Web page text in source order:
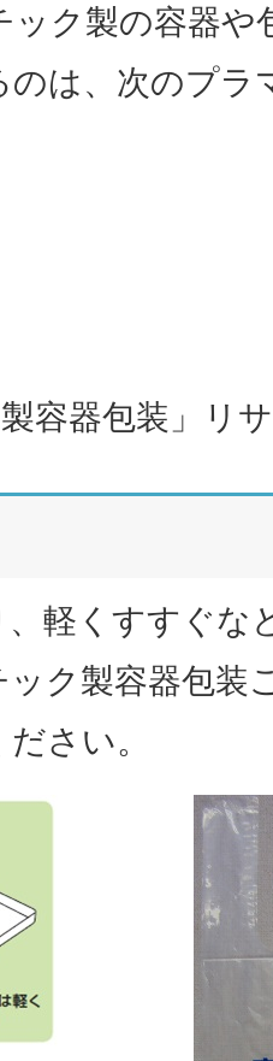
ック製の容器や
のは、次のプラ
容器包装」リ
軽くすすぐな
ク製容器包装
さい。